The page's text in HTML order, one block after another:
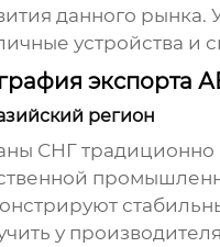
данного
устройства и
экспорта
регион
СНГ
у